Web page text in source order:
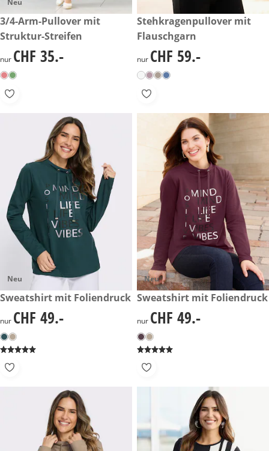
Neu
CHF 35.-
3/4-Arm-Pullover mit
Struktur-Streifen
CHF 35.-
nur CHF 35.-
CHF 59.-
Stehkragenpullover mit
Flauschgarn
CHF 59.-
nur CHF 59.-
Neu
CHF 49.-
Sweatshirt mit Foliendruck
CHF 49.-
nur CHF 49.-
Neu
CHF 49.-
Sweatshirt mit Foliendruck
CHF 49.-
nur CHF 49.-